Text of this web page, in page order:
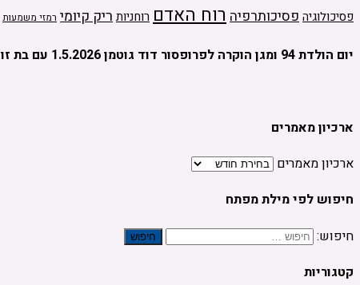
פסיכולוגיהפסיכותרפיה רוח האדם רוחניותריק קיומי רמזי משמעות
יום הולדת 94 ומגן הוקרה לפרופסור דוד גוטמן 1.5.2026 עם בת זוגו מיכל יהלום
ארכיון מאמרים
ארכיון מאמרים
חיפוש לפי מילת מפתח
חיפוש:
קטגוריות